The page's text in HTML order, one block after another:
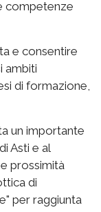
competenze
e consentire
ambiti
di formazione,
un importante
Asti e al
prossimità
di
per raggiunta